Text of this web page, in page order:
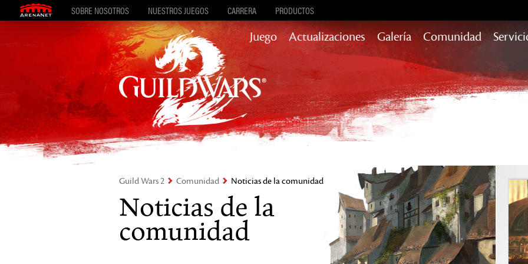
SOBRE NOSOTROS NUESTROS JUEGOS CARRERA PRODUCTOS
Juego Actualizaciones
Actualizaciones de contenido con
historia, recompensas y más
Heart of Thorns
Path of Fire
End of Dragons
Janthir Wilds
Visions of
Galería
Guild Wars 2
Comunidad
Guild Wars 2 Comunidad Noticias de la comunidad
Noticias de la
comunidad